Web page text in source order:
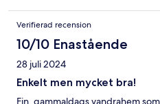
Verifierad recension
10/10 Enastående
28 juli 2024
Enkelt men mycket bra!
Fin, gammaldags vandrahem